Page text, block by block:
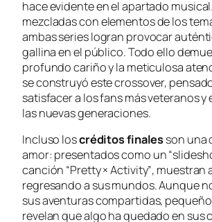
hace evidente en el apartado
mezcladas con elementos de los
ambas series logran provocar
gallina en el público. Todo ello
profundo cariño y la meticulosa
se construyó este crossover,
satisfacer a los fans más veteranos y
las nuevas generaciones.
Incluso loscréditos finalesson una
amor: presentados como un
canción “Pretty × Activity”, muestran
regresando a sus mundos. Aunque
sus aventuras compartidas,
revelan que algo ha quedado en sus